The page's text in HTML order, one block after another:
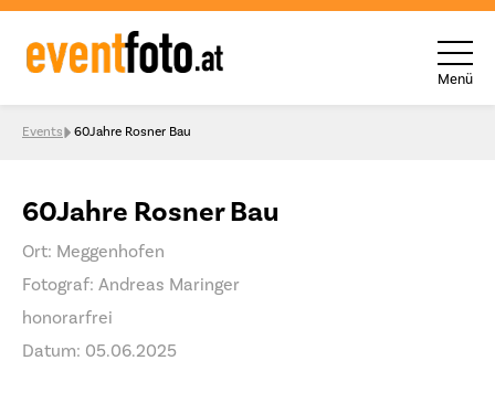
Skip to content
Menü
Events 60Jahre Rosner Bau
60Jahre Rosner Bau
Ort: Meggenhofen
Fotograf: Andreas Maringer
honorarfrei
Datum: 05.06.2025